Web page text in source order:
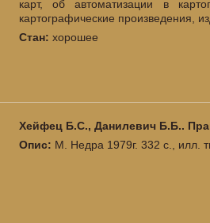
карт, об автоматизации в
картографические произведения,
Стан:хорошее
Хейфец Б.С., Данилевич Б.Б..
Опис: М. Недра 1979г. 332 с., илл.